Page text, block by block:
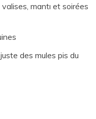
mantı et soirées
des mules pis du